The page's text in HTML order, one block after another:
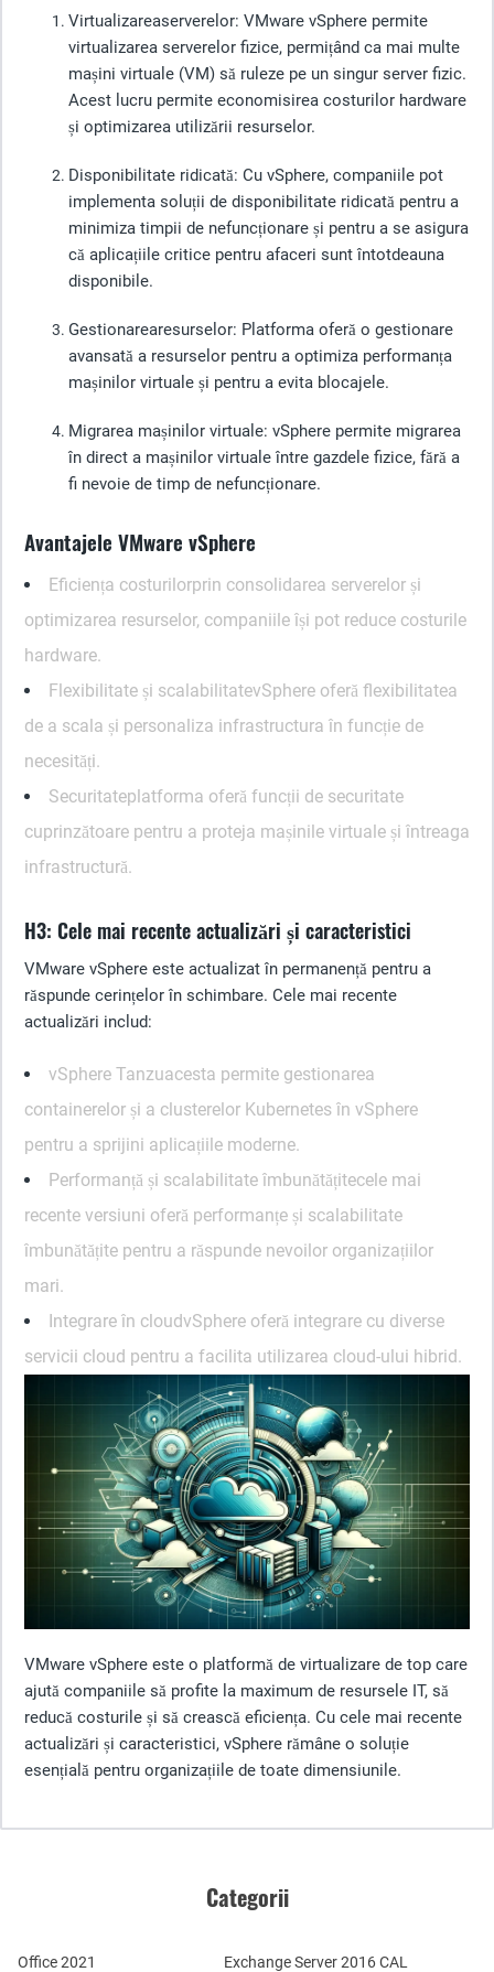
Virtualizareaserverelor: VMware vSphere permite
virtualizarea serverelor fizice, permițând ca mai multe
mașini virtuale (VM) să ruleze pe un singur server fizic.
Acest lucru permite economisirea costurilor hardware
și optimizarea utilizării resurselor.
Disponibilitate ridicată: Cu vSphere, companiile pot
implementa soluții de disponibilitate ridicată pentru a
minimiza timpii de nefuncționare și pentru a se asigura
că aplicațiile critice pentru afaceri sunt întotdeauna
disponibile.
Gestionarearesurselor: Platforma oferă o gestionare
avansată a resurselor pentru a optimiza performanța
mașinilor virtuale și pentru a evita blocajele.
Migrarea mașinilor virtuale: vSphere permite migrarea
în direct a mașinilor virtuale între gazdele fizice, fără a
fi nevoie de timp de nefuncționare.
Avantajele VMware vSphere
Eficiența costurilorprin consolidarea serverelor și
optimizarea resurselor, companiile își pot reduce costurile
hardware.
Flexibilitate și scalabilitatevSphere oferă flexibilitatea
de a scala și personaliza infrastructura în funcție de
necesități.
Securitateplatforma oferă funcții de securitate
cuprinzătoare pentru a proteja mașinile virtuale și întreaga
infrastructură.
H3: Cele mai recente actualizări și caracteristici
VMware vSphere este actualizat în permanență pentru a
răspunde cerințelor în schimbare. Cele mai recente
actualizări includ:
vSphere Tanzuacesta permite gestionarea
containerelor și a clusterelor Kubernetes în vSphere
pentru a sprijini aplicațiile moderne.
Performanță și scalabilitate îmbunătățitecele mai
recente versiuni oferă performanțe și scalabilitate
îmbunătățite pentru a răspunde nevoilor organizațiilor
mari.
Integrare în cloudvSphere oferă integrare cu diverse
servicii cloud pentru a facilita utilizarea cloud-ului hibrid.
VMware vSphere este o platformă de virtualizare de top care
ajută companiile să profite la maximum de resursele IT, să
reducă costurile și să crească eficiența. Cu cele mai recente
actualizări și caracteristici, vSphere rămâne o soluție
esențială pentru organizațiile de toate dimensiunile.
Categorii
Office 2021
Exchange Server 2016 CAL